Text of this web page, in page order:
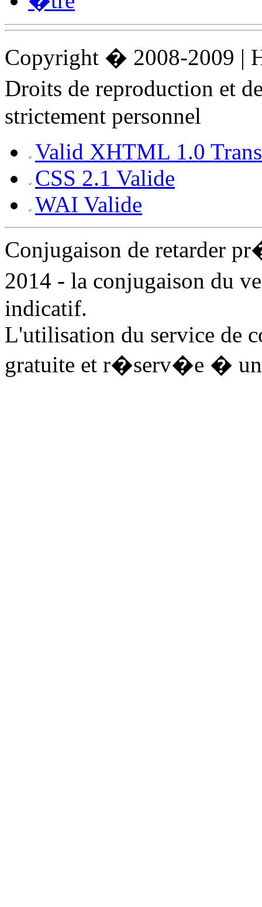
Copyright � 2008-2009 |
Droits de reproduction et
strictement personnel
Valid XHTML 1.0
CSS 2.1 Valide
WAI Valide
Conjugaison de retarder
2014 - la conjugaison du
indicatif.
L'utilisation du service de
gratuite et r�serv�e � un